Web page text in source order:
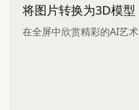
将图片转换为3D模型
在全屏中欣赏精彩的AI艺术